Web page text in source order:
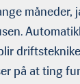
måneder,
på at ting